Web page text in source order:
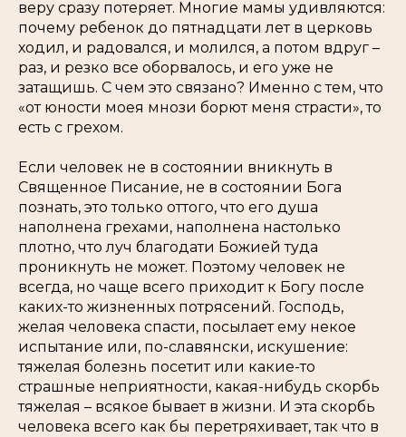
веру сразу потеряет. Многие мамы удивляются:
почему ребенок до пятнадцати лет в церковь
ходил, и радовался, и молился, а потом вдруг –
раз, и резко все оборвалось, и его уже не
затащишь. С чем это связано? Именно с тем, что
«от юности моея мнози борют меня страсти», то
есть с грехом.
Если человек не в состоянии вникнуть в
Священное Писание, не в состоянии Бога
познать, это только оттого, что его душа
наполнена грехами, наполнена настолько
плотно, что луч благодати Божией туда
проникнуть не может. Поэтому человек не
всегда, но чаще всего приходит к Богу после
каких-то жизненных потрясений. Господь,
желая человека спасти, посылает ему некое
испытание или, по-славянски, искушение:
тяжелая болезнь посетит или какие-то
страшные неприятности, какая-нибудь скорбь
тяжелая – всякое бывает в жизни. И эта скорбь
человека всего как бы перетряхивает, так что в